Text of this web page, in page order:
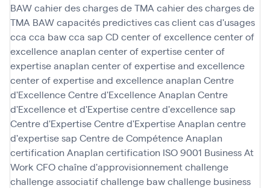
BAWcahier des charges de TMA cahier des charges de
TMA BAWcapacités predictivescas clientcas d'usages
cca cca bawcca sap CD center of excellencecenter of
excellence anaplan center of expertisecenter of
expertise anaplan center of expertise and excellence
center of expertise and excellence anaplan Centre
d'ExcellenceCentre d'Excellence Anaplan Centre
d'Excellence et d'Expertisecentre d'excellence sap
Centre d'ExpertiseCentre d'Expertise Anaplan centre
d'expertise sap Centre de Compétence Anaplan
certification Anaplan certification ISO 9001 Business At
Work CFOchaîne d'approvisionnementchallenge
challenge associatifchallenge bawchallenge business